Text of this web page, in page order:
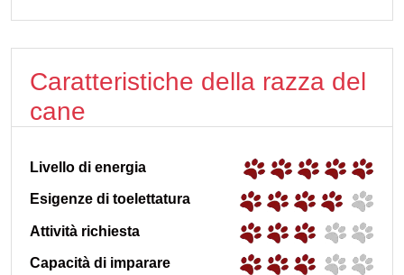
Caratteristiche della razza del
cane
Livello di energia
Esigenze di toelettatura
Attività richiesta
Capacità di imparare